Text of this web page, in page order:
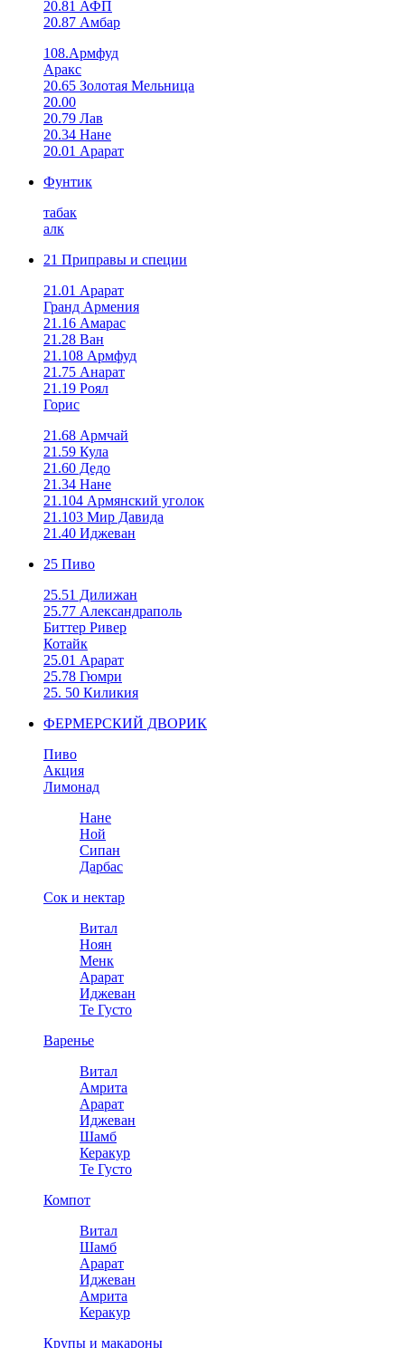
20.81 АФП
20.87 Амбар
108.Армфуд
Аракс
20.65 Золотая Мельница
20.00
20.79 Лав
20.34 Нане
20.01 Арарат
Фунтик
табак
алк
21 Приправы и специи
21.01 Арарат
Гранд Армения
21.16 Амарас
21.28 Ван
21.108 Армфуд
21.75 Анарат
21.19 Роял
Горис
21.68 Армчай
21.59 Кула
21.60 Дедо
21.34 Нане
21.104 Армянский уголок
21.103 Мир Давида
21.40 Иджеван
25 Пиво
25.51 Дилижан
25.77 Александраполь
Биттер Ривер
Котайк
25.01 Арарат
25.78 Гюмри
25. 50 Киликия
ФЕРМЕРСКИЙ ДВОРИК
Пиво
Акция
Лимонад
Нане
Ной
Сипан
Дарбас
Сок и нектар
Витал
Ноян
Менк
Арарат
Иджеван
Те Густо
Варенье
Витал
Амрита
Арарат
Иджеван
Шамб
Керакур
Те Густо
Компот
Витал
Шамб
Арарат
Иджеван
Амрита
Керакур
Крупы и макароны